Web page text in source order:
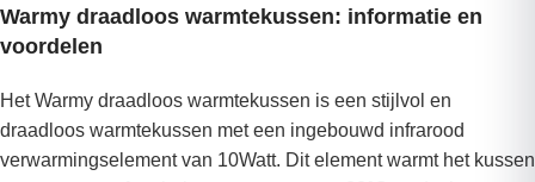
Warmy draadloos warmtekussen: informatie en
voordelen
Het Warmy draadloos warmtekussen is een stijlvol en
draadloos warmtekussen met een ingebouwd infrarood
verwarmingselement van 10Watt. Dit element warmt het kussen